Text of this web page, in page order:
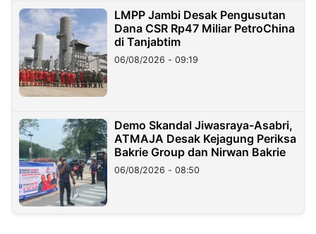
LMPP Jambi Desak Pengusutan
Dana CSR Rp47 Miliar PetroChina
di Tanjabtim
06/08/2026 - 09:19
Demo Skandal Jiwasraya-Asabri,
ATMAJA Desak Kejagung Periksa
Bakrie Group dan Nirwan Bakrie
06/08/2026 - 08:50